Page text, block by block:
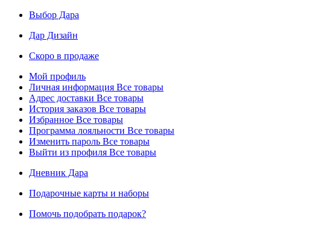
Выбор Дара
Дар Дизайн
Скоро в продаже
Мой профиль
Личная информация Все товары
Адрес доставки Все товары
История заказов Все товары
Избранное Все товары
Программа лояльности Все товары
Изменить пароль Все товары
Выйти из профиля Все товары
Дневник Дара
Подарочные карты и наборы
Помочь подобрать подарок?